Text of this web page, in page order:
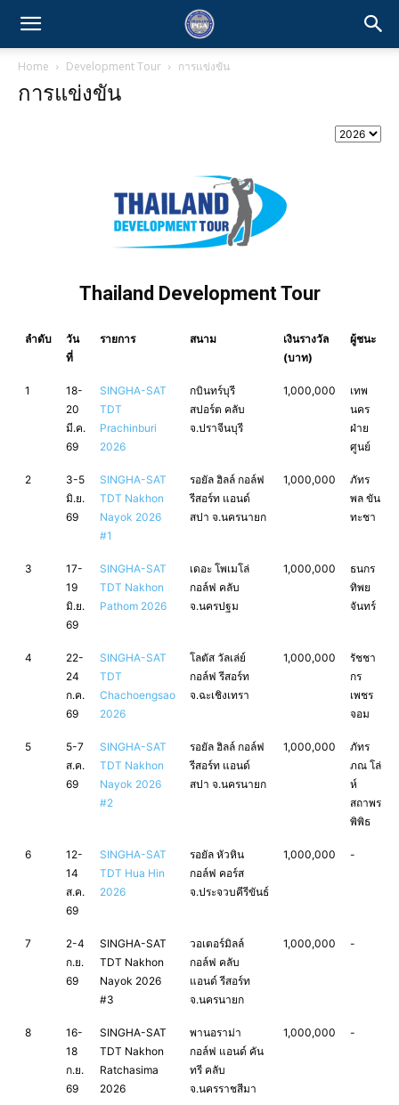
Home Development Tour การแข่งขัน
การแข่งขัน
Thailand Development Tour
ลำดับ
วัน
ที่
รายการ สนาม
เงินรางวัล
(บาท)
ผู้ชนะ
1
18-
20
มี.ค.
69
SINGHA-SAT
TDT
Prachinburi
2026
กบินทร์บุรี
สปอร์ต คลับ
จ.ปราจีนบุรี
1,000,000
เทพ
นคร
ฝ่าย
ศูนย์
2
3-5
มิ.ย.
69
SINGHA-SAT
TDT Nakhon
Nayok 2026
#1
รอยัล ฮิลล์ กอล์ฟ
รีสอร์ท แอนด์
สปา จ.นครนายก
1,000,000
ภัทร
พล ขัน
ทะชา
3
17-
19
มิ.ย.
69
SINGHA-SAT
TDT Nakhon
Pathom 2026
เดอะ โพเมโล่
กอล์ฟ คลับ
จ.นครปฐม
1,000,000
ธนกร
ทิพย
จันทร์
4
22-
24
ก.ค.
69
SINGHA-SAT
TDT
Chachoengsao
2026
โลตัส วัลเล่ย์
กอล์ฟ รีสอร์ท
จ.ฉะเชิงเทรา
1,000,000
รัชชา
กร
เพชร
จอม
5
5-7
ส.ค.
69
SINGHA-SAT
TDT Nakhon
Nayok 2026
#2
รอยัล ฮิลล์ กอล์ฟ
รีสอร์ท แอนด์
สปา จ.นครนายก
1,000,000
ภัทร
ภณ โล่
ห์
สถาพร
พิพิธ
6
12-
14
ส.ค.
69
SINGHA-SAT
TDT Hua Hin
2026
รอยัล หัวหิน
กอล์ฟ คอร์ส
จ.ประจวบคีรีขันธ์
1,000,000 -
7
2-4
ก.ย.
69
SINGHA-SAT
TDT Nakhon
Nayok 2026
#3
วอเตอร์มิลล์
กอล์ฟ คลับ
แอนด์ รีสอร์ท
จ.นครนายก
1,000,000 -
8
16-
18
ก.ย.
69
SINGHA-SAT
TDT Nakhon
Ratchasima
2026
พานอราม่า
กอล์ฟ แอนด์ คัน
ทรี คลับ
จ.นครราชสีมา
1,000,000 -